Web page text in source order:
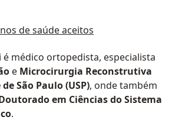
de saúde aceitos
é médico ortopedista, especialista
e Microcirurgia Reconstrutiva
São Paulo (USP), onde também
em Ciências do Sistema
.